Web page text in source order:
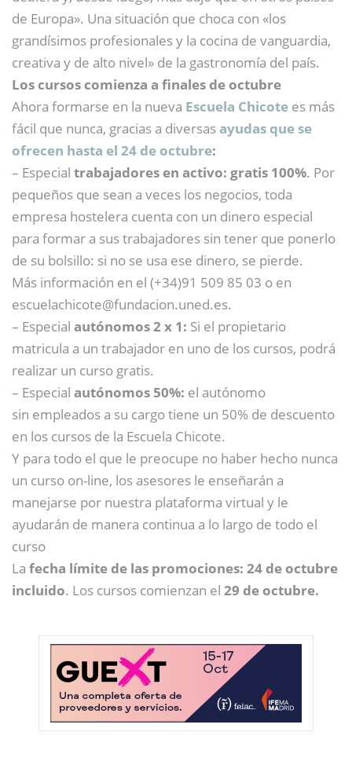
de Europa». Una situación que choca con «los
grandísimos profesionales y la cocina de vanguardia,
creativa y de alto nivel» de la gastronomía del país.
Los cursos comienza a finales de octubre
Ahora formarse en la nueva Escuela Chicote es más
fácil que nunca, gracias a diversas ayudas que se
ofrecen hasta el 24 de octubre:
– Especial trabajadores en activo: gratis 100%. Por
pequeños que sean a veces los negocios, toda
empresa hostelera cuenta con un dinero especial
para formar a sus trabajadores sin tener que ponerlo
de su bolsillo: si no se usa ese dinero, se pierde.
Más información en el (+34)91 509 85 03 o en
escuelachicote@fundacion.uned.es.
– Especial autónomos 2 x 1: Si el propietario
matricula a un trabajador en uno de los cursos, podrá
realizar un curso gratis.
– Especial autónomos 50%: el autónomo
sin empleados a su cargo tiene un 50% de descuento
en los cursos de la Escuela Chicote.
Y para todo el que le preocupe no haber hecho nunca
un curso on-line, los asesores le enseñarán a
manejarse por nuestra plataforma virtual y le
ayudarán de manera continua a lo largo de todo el
curso
La fecha límite de las promociones: 24 de octubre
incluido. Los cursos comienzan el 29 de octubre.